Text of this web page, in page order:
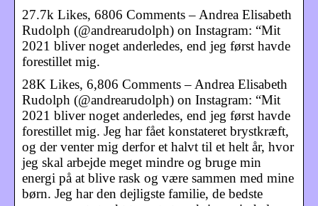
27.7k Likes, 6806 Comments – Andrea Elisabeth
Rudolph (@andrearudolph) on Instagram: “Mit
2021 bliver noget anderledes, end jeg først havde
forestillet mig.
28K Likes, 6,806 Comments – Andrea Elisabeth
Rudolph (@andrearudolph) on Instagram: “Mit
2021 bliver noget anderledes, end jeg først havde
forestillet mig. Jeg har fået konstateret brystkræft,
og der venter mig derfor et halvt til et helt år, hvor
jeg skal arbejde meget mindre og bruge min
energi på at blive rask og være sammen med mine
børn. Jeg har den dejligste familie, de bedste